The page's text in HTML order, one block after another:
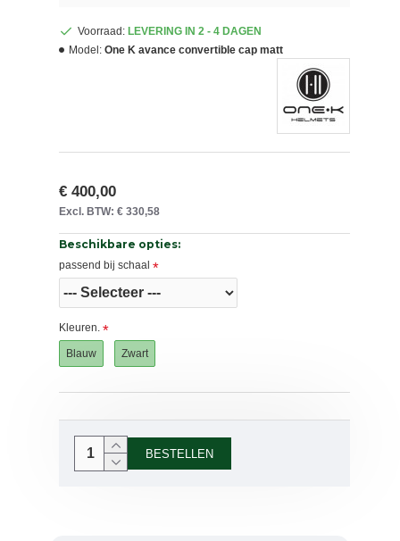
Voorraad: LEVERING IN 2 - 4 DAGEN
Model: One K avance convertible cap matt
€ 400,00
Excl. BTW: € 330,58
Beschikbare opties:
passend bij schaal
Kleuren.
Blauw Zwart
BESTELLEN